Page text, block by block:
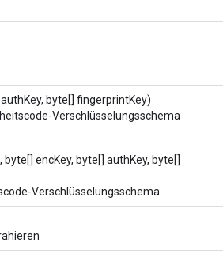
byte[] fingerprintKey)
Verschlüsselungsschema
encKey, byte[] authKey, byte[]
Verschlüsselungsschema.